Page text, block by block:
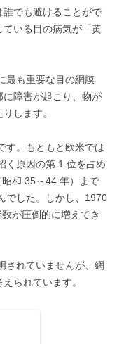
でも避けることがで
ている目の病気が「黄
最も重要な目の網膜
に障害が起こり、物が
します。
す。もともと欧米では
く原因の第 1 位を占め
和 35～44 年）まで
でした。しかし、1970
が圧倒的に増えてき
されていませんが、網
られています。